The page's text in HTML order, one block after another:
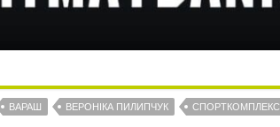
ВАРАШ ВЕРОНІКА ПИЛИПЧУК СПОРТКОМПЛЕКС